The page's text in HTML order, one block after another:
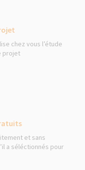
chez vous l’étude
projet
et sans
a séléctionnés pour